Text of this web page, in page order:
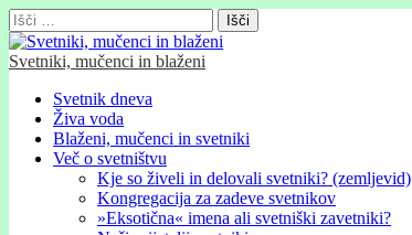
Išči:
Svetniki, mučenci in blaženi
Glavni
meni
Skip
content
Svetnik dneva
Živa voda
Blaženi, mučenci in svetniki
Več o svetništvu
Kje so živeli in delovali svetniki? (zemljevid)
Kongregacija za zadeve svetnikov
»Eksotična« imena ali svetniški zavetniki?